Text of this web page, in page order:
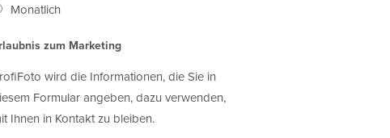
Monatlich
zum Marketing
wird die Informationen, die Sie in
Formular angeben, dazu verwenden,
Ihnen in Kontakt zu bleiben.